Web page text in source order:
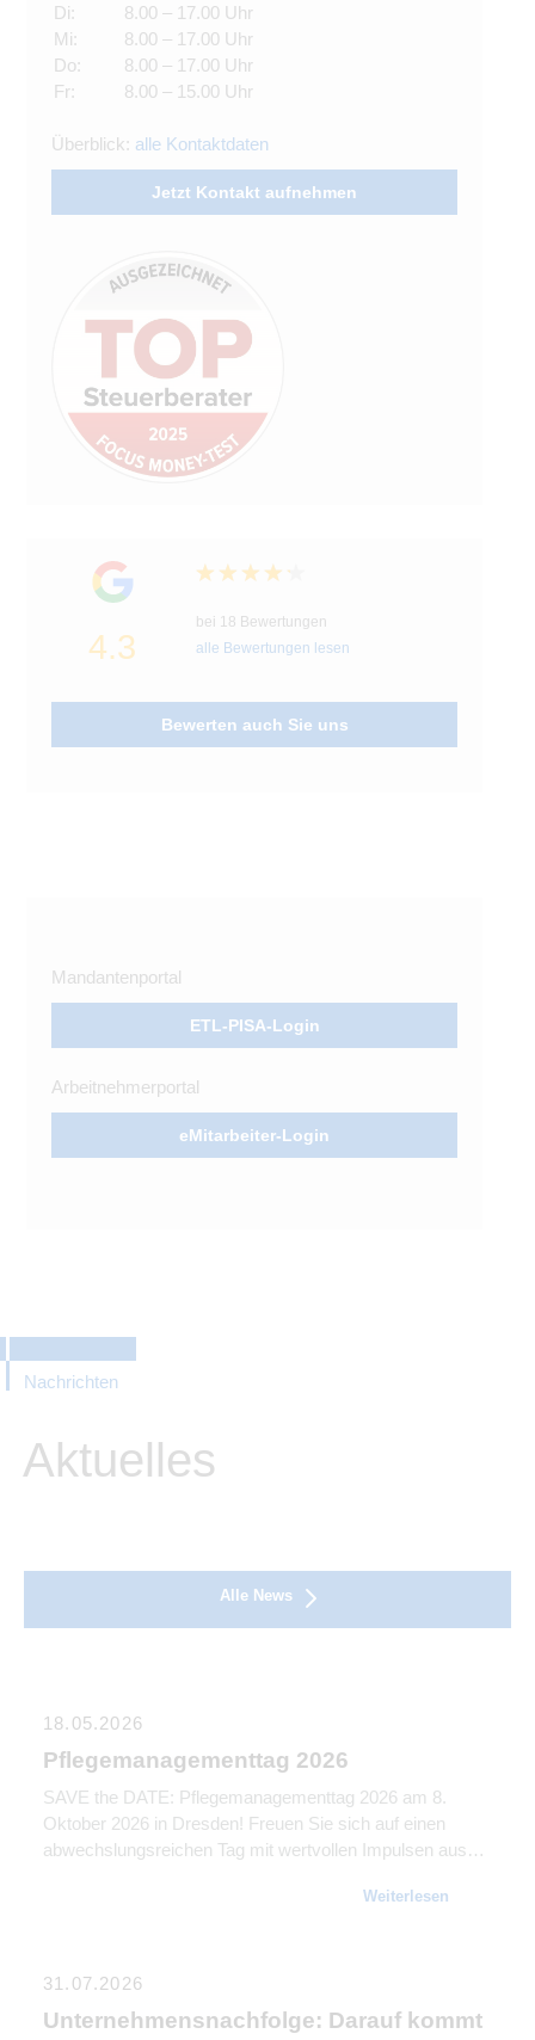
Di:
Mi:
Do:
Fr:
8.00 – 17.00 Uhr
8.00 – 17.00 Uhr
8.00 – 17.00 Uhr
8.00 – 15.00 Uhr
Überblick: alle Kontaktdaten
Jetzt Kontakt aufnehmen
4.3
bei 18 Bewertungen
alle Bewertungen lesen
Bewerten auch Sie uns
Mandantenportal
ETL-PISA-Login
Arbeitnehmerportal
eMitarbeiter-Login
Nachrichten
Aktuelles
Alle News
18.05.2026
Pflegemanagementtag 2026
SAVE the DATE: Pflegemanagementtag 2026 am 8.
Oktober 2026 in Dresden! Freuen Sie sich auf einen
abwechslungsreichen Tag mit wertvollen Impulsen aus
aktuell bewegen, und geben Einblicke, die Sie direkt
Weiterlesen
31.07.2026
Unternehmensnachfolge: Darauf kommt